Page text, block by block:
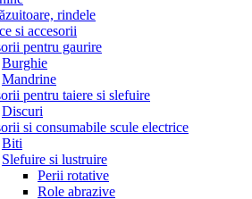
rindele
si accesorii
pentru gaurire
Burghie
Mandrine
pentru taiere si slefuire
Discuri
si consumabile scule electrice
Biti
Slefuire si lustruire
Perii rotative
Role abrazive